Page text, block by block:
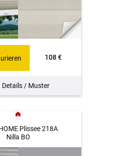
108 €
Details / Muster
Plissee 218A
Nilla BO